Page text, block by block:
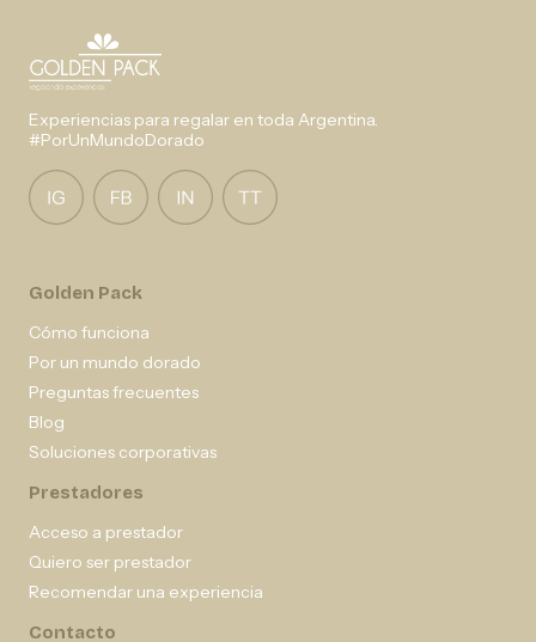
Experiencias para regalar en toda Argentina.
#PorUnMundoDorado
Golden Pack
Cómo funciona
Por un mundo dorado
Preguntas frecuentes
Blog
Soluciones corporativas
Prestadores
Acceso a prestador
Quiero ser prestador
Recomendar una experiencia
Contacto